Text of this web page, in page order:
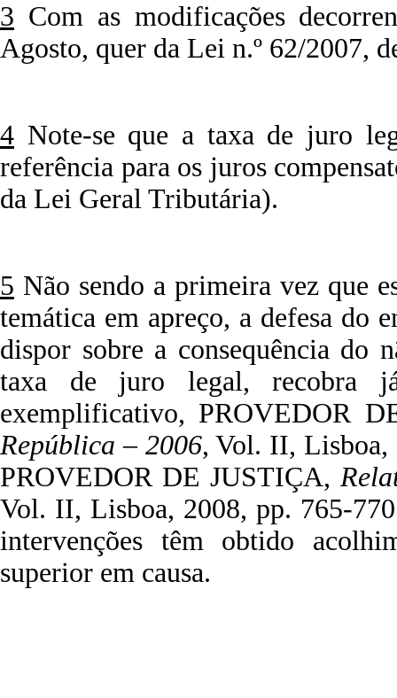
3 Com as modificações
Agosto, quer da Lei n.º 62/2007,
4 Note-se que a taxa de juro
referência para os juros
da Lei Geral Tributária).
5 Não sendo a primeira vez que
temática em apreço, a defesa do
dispor sobre a consequência do
taxa de juro legal, recobra
exemplificativo, PROVEDOR
República – 2006, Vol. II, Lisboa,
PROVEDOR DE JUSTIÇA,
Vol. II, Lisboa, 2008, pp. 765-
intervenções têm obtido
superior em causa.